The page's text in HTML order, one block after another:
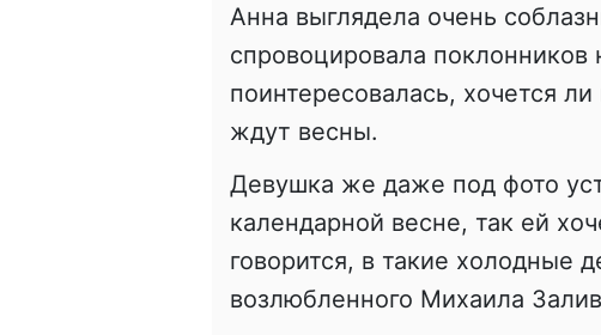
Анна выглядела очень
спровоцировала поклонников
поинтересовалась, хочется
ждут весны.
Девушка же даже под фото
календарной весне, так ей
говорится, в такие холодные
возлюбленного Михаила